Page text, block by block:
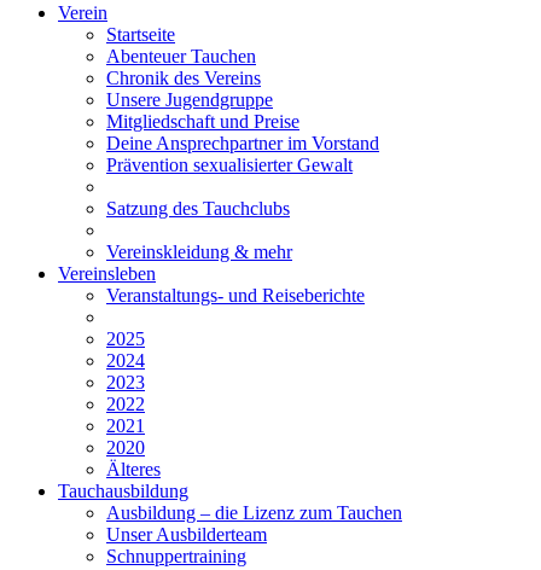
Verein
Startseite
Abenteuer Tauchen
Chronik des Vereins
Unsere Jugendgruppe
Mitgliedschaft und Preise
Deine Ansprechpartner im Vorstand
Prävention sexualisierter Gewalt
Satzung des Tauchclubs
Vereinskleidung & mehr
Vereinsleben
Veranstaltungs- und Reiseberichte
2025
2024
2023
2022
2021
2020
Älteres
Tauchausbildung
Ausbildung – die Lizenz zum Tauchen
Unser Ausbilderteam
Schnuppertraining